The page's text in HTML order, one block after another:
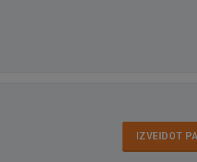
IZVEIDOT